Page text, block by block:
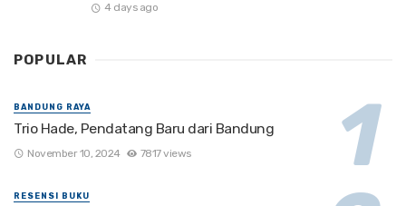
4 days ago
POPULAR
BANDUNG RAYA
Trio Hade, Pendatang Baru dari Bandung
November 10, 2024 7817 views
RESENSI BUKU